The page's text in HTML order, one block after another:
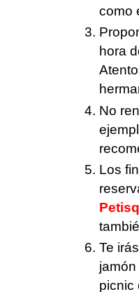
como
hora
No
Los
Te
picnic